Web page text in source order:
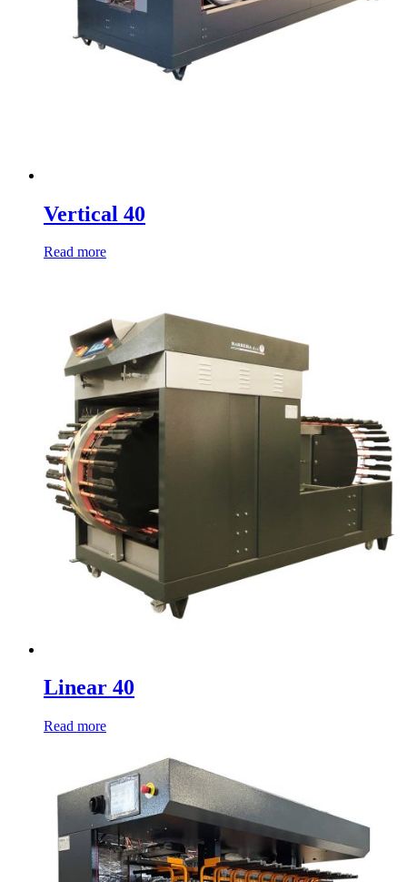
Vertical 40
Read more
Linear 40
Read more